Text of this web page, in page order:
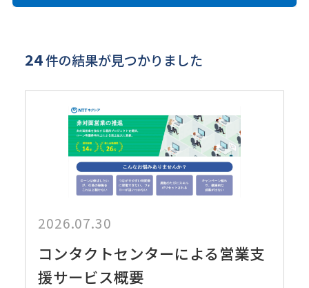
24件の結果が見つかりました
2026.07.30
コンタクトセンターによる営業支
援サービス概要